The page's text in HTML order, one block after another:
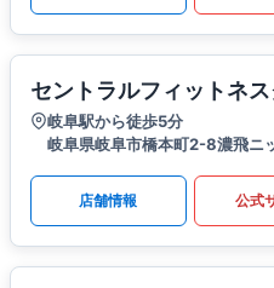
セントラルフィットネ
岐阜駅から徒歩5分
岐阜県岐阜市橋本町2-8濃飛ニ
店舗情報 公式